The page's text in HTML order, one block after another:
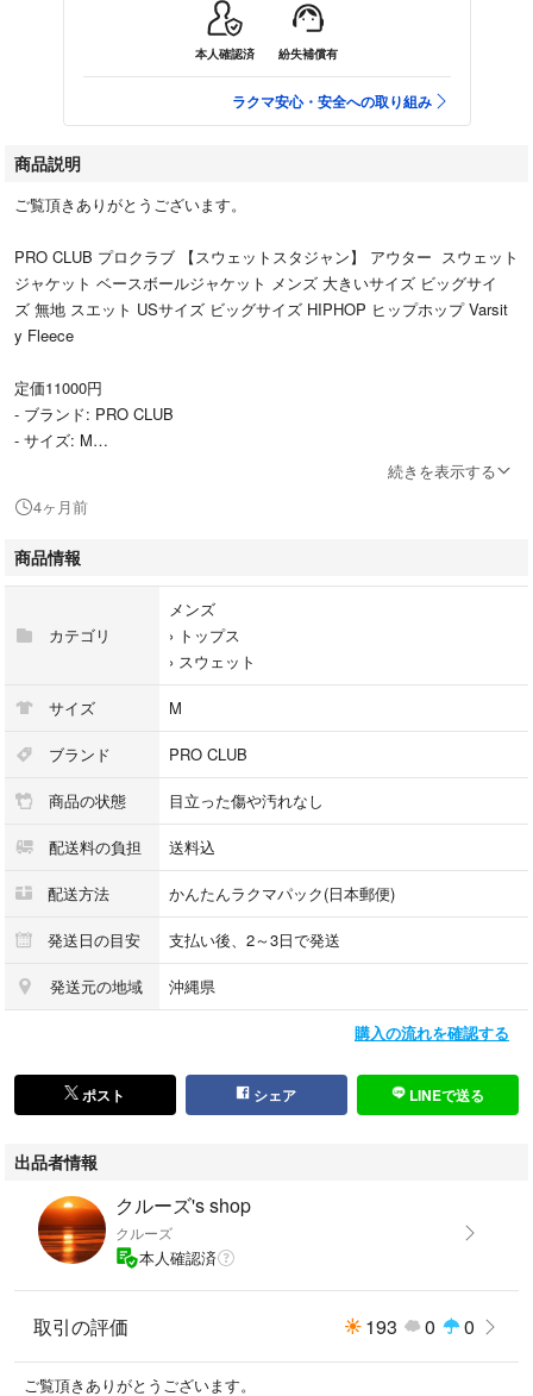
本人確認済 紛失補償有
ラクマ安心・安全への取り組み
商品説明
ご覧頂きありがとうございます。
PRO CLUB プロクラブ 【スウェットスタジャン】 アウター スウェット
ジャケット ベースボールジャケット メンズ 大きいサイズ ビッグサイ
ズ 無地 スエット USサイズ ビッグサイズ HIPHOP ヒップホップ Varsit
y Fleece
定価11000円
- ブランド: PRO CLUB
- サイズ: M
- ポケット: サイドポケットあり
あくまで古着です。
続きを表示する
4ヶ月前
商品情報
カテゴリ
メンズ
› トップス
› スウェット
サイズ M
ブランド PRO CLUB
商品の状態 目立った傷や汚れなし
配送料の負担 送料込
配送方法 かんたんラクマパック(日本郵便)
発送日の目安 支払い後、2～3日で発送
発送元の地域 沖縄県
購入の流れを確認する
ポスト シェア LINEで送る
出品者情報
クルーズ's shop
クルーズ
本人確認済
取引の評価 193 0 0
ご覧頂きありがとうございます。